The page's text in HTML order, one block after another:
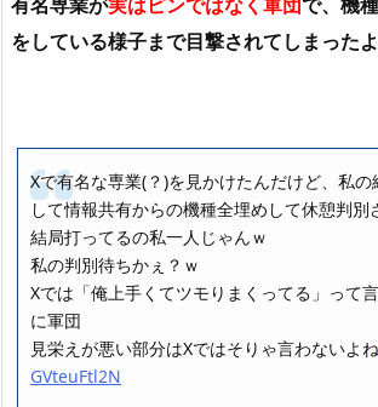
をしている様子まで目撃されてしまったよ
Xで有名な専業(？)を見かけたんだけど、私
して情報共有からの機種全埋めして休憩判別
結局打ってるの私一人じゃんｗ
私の判別待ちかぇ？ｗ
Xでは「俺上手くてツモりまくってる」って
に軍団
見栄えが悪い部分はXではそりゃ言わないよね
GVteuFtl2N